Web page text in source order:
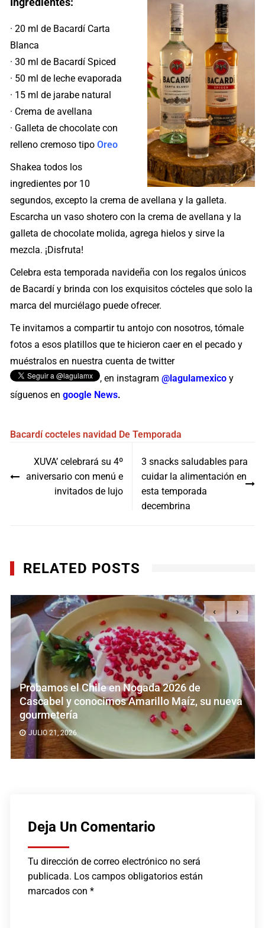
· 20 ml de Bacardí Carta
Blanca
· 30 ml de Bacardí Spiced
· 50 ml de leche evaporada
· 15 ml de jarabe natural
· Crema de avellana
· Galleta de chocolate con
relleno cremoso tipoOreo
Shakea todos los
ingredientes por 10
segundos, excepto la crema de avellana y la galleta.
Escarcha un vaso shotero con la crema de avellana y la
galleta de chocolate molida, agrega hielos y sirve la
mezcla. ¡Disfruta!
Celebra esta temporada navideña con los regalos únicos
de Bacardí y brinda con los exquisitos cócteles que solo la
marca del murciélago puede ofrecer.
Te invitamos a compartir tu antojo con nosotros, tómale
fotos a esos platillos que te hicieron caer en el pecado y
muéstralos en nuestra cuenta de twitter
, en instagram@lagulamexico y
síguenos engoogle News.
Bacardí cocteles navidad De Temporada
entradas
XUVA’ celebrará su 4º
aniversario con menú e
invitados de lujo
3 snacks saludables para
cuidar la alimentación en
esta temporada
decembrina
RELATED POSTS
en Nogada 2026 de
Amarillo Maíz, su nueva
Nogada en
Roma
JULIO 15, 2026
‹ ›
Deja Un Comentario
Tu dirección de correo electrónico no será
publicada. Los campos obligatorios están
marcados con*